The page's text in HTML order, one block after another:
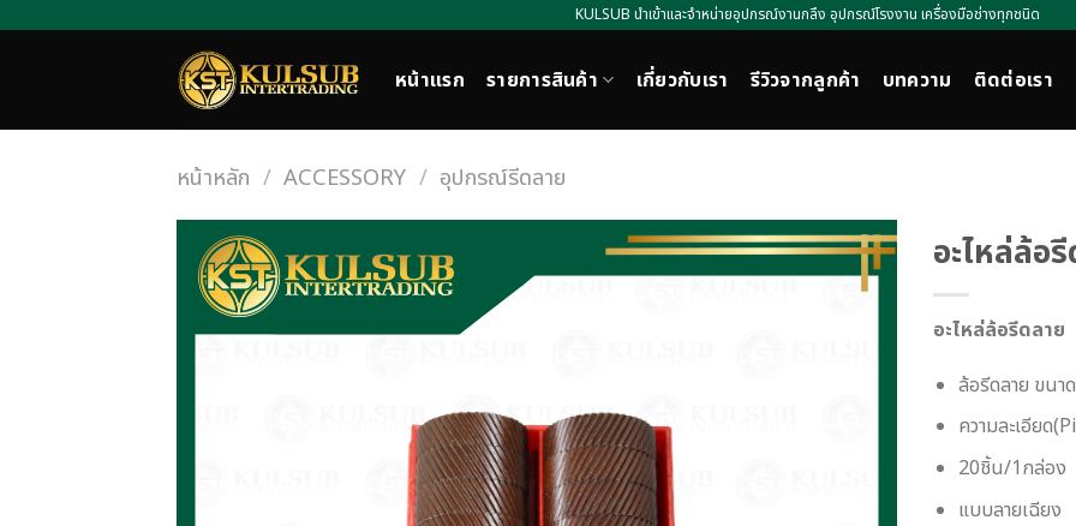
KULSUB นำเข้าและจำหน่ายอุปกรณ์งานกลึง อุปกรณ์โรงงาน เครื่องมือช่างทุกชนิด
หน้าแรก รายการสินค้า เกี่ยวกับเรา รีวิวจากลูกค้า บทความ ติดต่อเรา
หน้าหลัก / ACCESSORY / อุปกรณ์รีดลาย
อะไหล่ล้อ
อะไหล่ล้อรีดลาย
ล้อรีดลาย ขน
ความละเอียด
20ชิ้น/1กล่อง
แบบลายเฉียง